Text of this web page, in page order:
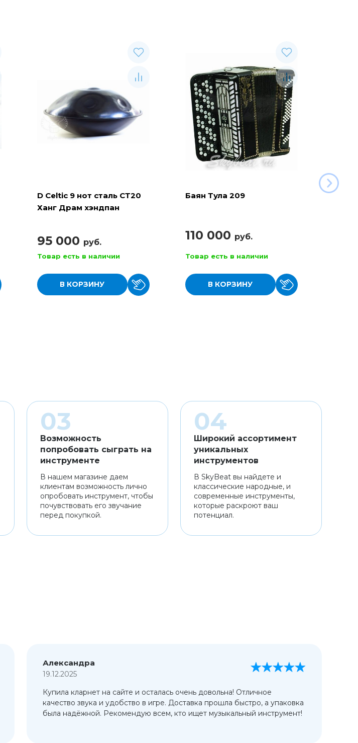
D Celtic 9 нот сталь СТ20
Ханг Драм хэндпан
95 000 руб.
Товар есть в наличии
В КОРЗИНУ
Баян Тула 209
110 000 руб.
Товар есть в наличии
В КОРЗИНУ
Возможность
попробовать сыграть на
инструменте
В нашем магазине даем
клиентам возможность лично
опробовать инструмент, чтобы
почувствовать его звучание
перед покупкой.
Широкий ассортимент
уникальных
инструментов
В SkyBeat вы найдете и
классические народные, и
современные инструменты,
которые раскроют ваш
потенциал.
Александра
19.12.2025
Купила кларнет на сайте и осталась очень довольна! Отличное
качество звука и удобство в игре. Доставка прошла быстро, а упаковка
была надёжной. Рекомендую всем, кто ищет музыкальный инструмент!